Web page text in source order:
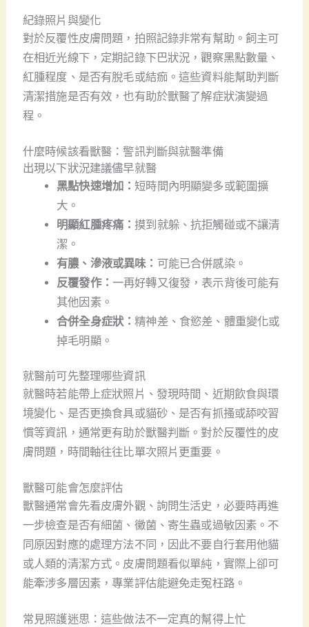
紀錄照片與變化
對於反覆性皮膚問題，拍照記錄非常有幫助。飼主可
在相近光線下，定期記錄下巴狀況，觀察黑點數量、
紅腫程度、是否有脫毛或結痂。這些資料能幫助判斷
清潔措施是否有效，也有助於獸醫了解症狀演變過
程。
什麼時候該看獸醫：警訊判斷與就醫準備
出現以下狀況建議儘早就醫
黑點快速增加：短時間內明顯變多或範圍擴
大。
明顯紅腫疼痛：摸到就躲、抗拒觸碰或不讓清
潔。
有膿、滲液或異味： 可能已合併感染。
反覆發作： 一再好轉又復發，表示背後可能有
其他因素。
合併全身症狀：精神差、食慾差、體重變化或
掉毛明顯。
就醫前可先整理哪些資訊
就醫時若能帶上症狀照片、發現時間、近期飲食與環
境變化、是否更換食具或貓砂、是否有抓搔或舔咬習
慣等資訊，通常更有助於獸醫判斷。對於反覆性的皮
膚問題，時間軸往往比單次照片更重要。
獸醫可能會怎麼評估
獸醫通常會先看皮膚外觀、詢問生活史，必要時再進
一步檢查是否有細菌、黴菌、寄生蟲或過敏因素。不
同原因對應的處理方法不同，因此不要自行套用他貓
或人類的清潔方式。皮膚問題看似單純，實際上卻可
能牽涉多層因素，專業評估能避免走冤枉路。
常見照護迷思：這些做法不一定真的幫得上忙